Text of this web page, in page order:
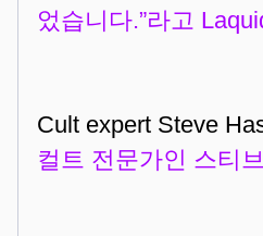
었습니다.”라고
Cult expert Steve
컬트 전문가인 스티